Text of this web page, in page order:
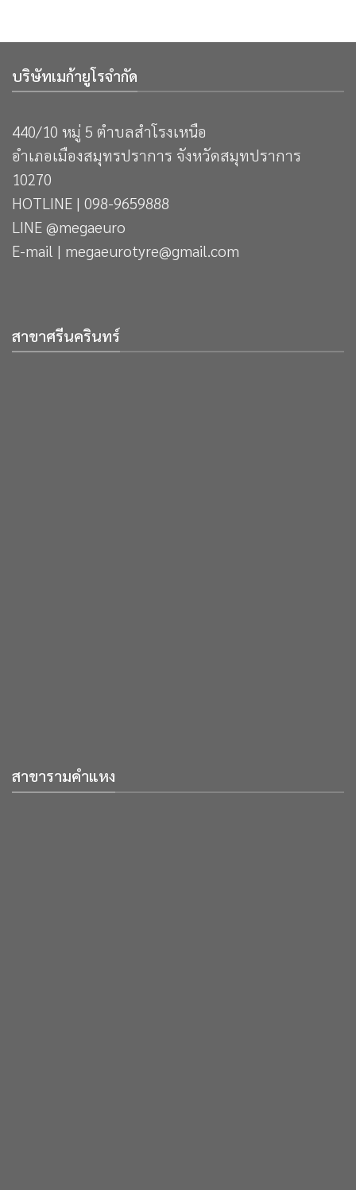
บริษัทเมก้ายูโรจำกัด
440/10 หมู่ 5 ตำบลสำโรงเหนือ
อำเภอเมืองสมุทรปราการ จังหวัดสมุทปราการ
10270
HOTLINE | 098-9659888
LINE @megaeuro
E-mail | megaeurotyre@gmail.com
สาขาศรีนครินทร์
สาขารามคำแหง